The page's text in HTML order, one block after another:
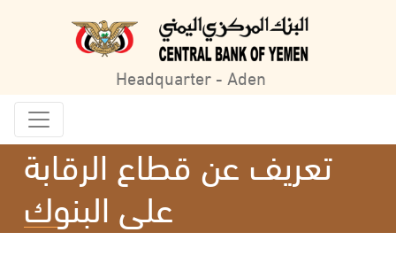
Headquarter - Aden
تعريف عن قطاع الرقابة
على البنوك